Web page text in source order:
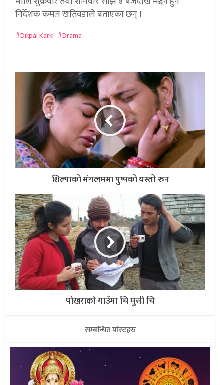
निर्देशक कमल खतिवडाले बताएका छन् ।
Dikpal Karki Drama
शिल्पाको मंगलममा पुष्पको यस्तो रुप
पोखराको गाउँमा चि मुसी चि
सम्बन्धित पोस्टहरु